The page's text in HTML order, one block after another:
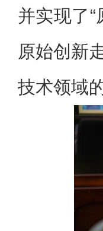
并实现了
原始创新
技术领域